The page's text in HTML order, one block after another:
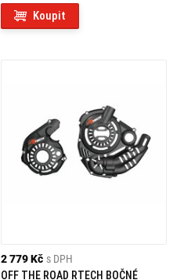
Koupit
2 779 Kč s DPH
OFF THE ROAD RTECH BOČNÉ